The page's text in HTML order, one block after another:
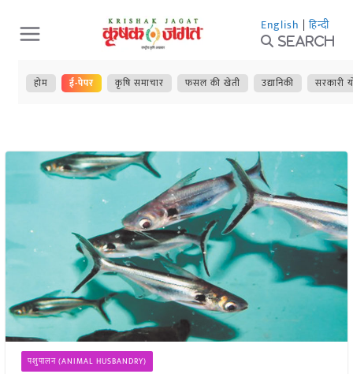
Skip
to
content
English | हिन्दी
Search
होम ई-पेपर कृषि समाचार फसल की खेती उद्यानिकी सरकारी
पशुपालन (ANIMAL HUSBANDRY)